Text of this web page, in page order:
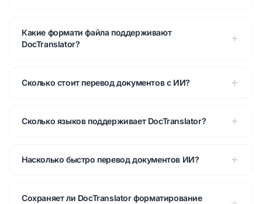
Какие формати файла поддерживают
DocTranslator?
Сколько стоит перевод документов с ИИ?
Сколько языков поддерживает DocTranslator?
Насколько быстро перевод документов ИИ?
Сохраняет ли DocTranslator форматирование